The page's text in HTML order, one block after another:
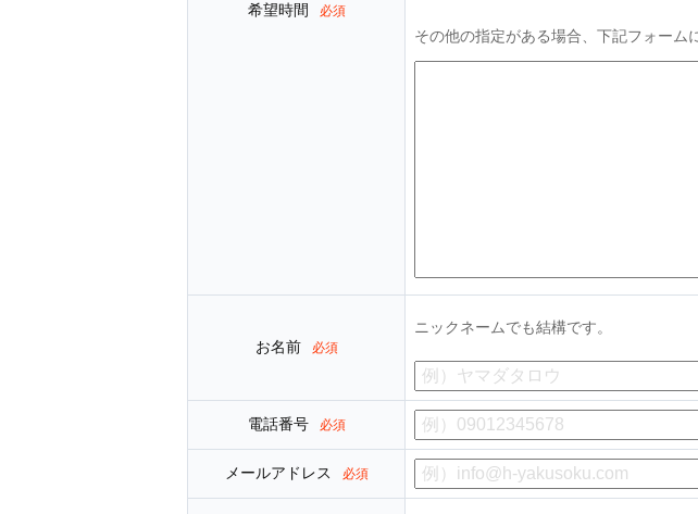
希望時間 必須
その他の指定がある場合、下記フォーム
お名前 必須
ニックネームでも結構です。
電話番号 必須
メールアドレス 必須